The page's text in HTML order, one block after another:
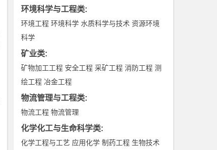
环境科学与工程类:
环境工程 环境科学 水质科学与技术 资源环境
科学
矿业类:
矿物加工工程 安全工程 采矿工程 消防工程 测
绘工程 冶金工程
物流管理与工程类:
物流工程 物流管理
化学化工与生命科学类:
化学工程与工艺 应用化学 制药工程 生物技术